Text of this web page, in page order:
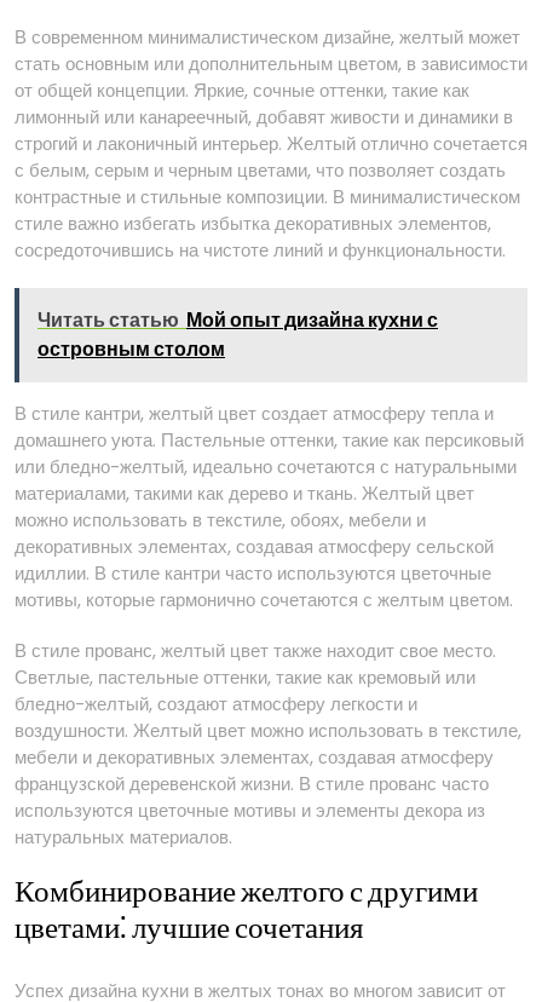
В современном минималистическом дизайне, желтый может
стать основным или дополнительным цветом, в зависимости
от общей концепции. Яркие, сочные оттенки, такие как
лимонный или канареечный, добавят живости и динамики в
строгий и лаконичный интерьер. Желтый отлично сочетается
с белым, серым и черным цветами, что позволяет создать
контрастные и стильные композиции. В минималистическом
стиле важно избегать избытка декоративных элементов,
сосредоточившись на чистоте линий и функциональности.
Читать статью Мой опыт дизайна кухни с
островным столом
В стиле кантри, желтый цвет создает атмосферу тепла и
домашнего уюта. Пастельные оттенки, такие как персиковый
или бледно-желтый, идеально сочетаются с натуральными
материалами, такими как дерево и ткань. Желтый цвет
можно использовать в текстиле, обоях, мебели и
декоративных элементах, создавая атмосферу сельской
идиллии. В стиле кантри часто используются цветочные
мотивы, которые гармонично сочетаются с желтым цветом.
В стиле прованс, желтый цвет также находит свое место.
Светлые, пастельные оттенки, такие как кремовый или
бледно-желтый, создают атмосферу легкости и
воздушности. Желтый цвет можно использовать в текстиле,
мебели и декоративных элементах, создавая атмосферу
французской деревенской жизни. В стиле прованс часто
используются цветочные мотивы и элементы декора из
натуральных материалов.
Комбинирование желтого с другими
цветами⁚ лучшие сочетания
Успех дизайна кухни в желтых тонах во многом зависит от